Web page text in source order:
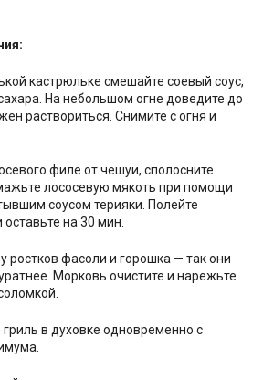
:
кастрюльке смешайте соевый соус,
На небольшом огне доведите до
раствориться. Снимите с огня и
филе от чешуи, сполосните
лососевую мякоть при помощи
соусом терияки. Полейте
на 30 мин.
ростков фасоли и горошка — так они
Морковь очистите и нарежьте
гриль в духовке одновременно с